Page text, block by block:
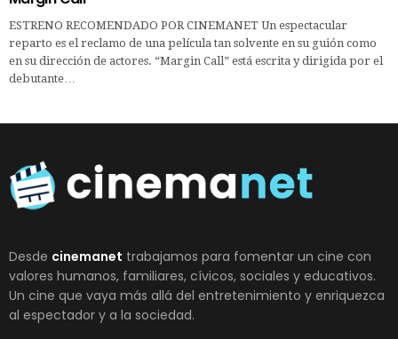
ESTRENO RECOMENDADO POR CINEMANET Un espectacular
reparto es el reclamo de una película tan solvente en su guión como
en su dirección de actores. “Margin Call” está escrita y dirigida por el
debutante…
Desde cinemanet trabajamos para fomentar un cine con
valores humanos, familiares, cívicos, sociales y educativos.
Un cine que vaya más allá del entretenimiento y enriquezca
al espectador y a la sociedad.